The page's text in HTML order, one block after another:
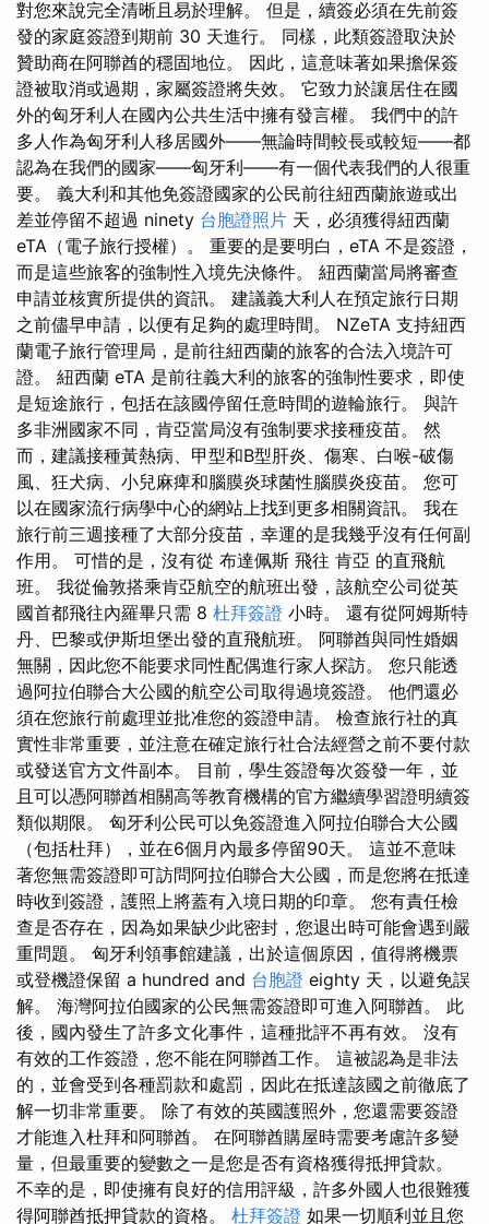
對您來說完全清晰且易於理解。 但是，續簽必須在先前簽
發的家庭簽證到期前 30 天進行。 同樣，此類簽證取決於
贊助商在阿聯酋的穩固地位。 因此，這意味著如果擔保簽
證被取消或過期，家屬簽證將失效。 它致力於讓居住在國
外的匈牙利人在國內公共生活中擁有發言權。 我們中的許
多人作為匈牙利人移居國外——無論時間較長或較短——都
認為在我們的國家——匈牙利——有一個代表我們的人很重
要。 義大利和其他免簽證國家的公民前往紐西蘭旅遊或出
差並停留不超過 ninety 台胞證照片 天，必須獲得紐西蘭
eTA（電子旅行授權）。 重要的是要明白，eTA 不是簽證，
而是這些旅客的強制性入境先決條件。 紐西蘭當局將審查
申請並核實所提供的資訊。 建議義大利人在預定旅行日期
之前儘早申請，以便有足夠的處理時間。 NZeTA 支持紐西
蘭電子旅行管理局，是前往紐西蘭的旅客的合法入境許可
證。 紐西蘭 eTA 是前往義大利的旅客的強制性要求，即使
是短途旅行，包括在該國停留任意時間的遊輪旅行。 與許
多非洲國家不同，肯亞當局沒有強制要求接種疫苗。 然
而，建議接種黃熱病、甲型和B型肝炎、傷寒、白喉-破傷
風、狂犬病、小兒麻痺和腦膜炎球菌性腦膜炎疫苗。 您可
以在國家流行病學中心的網站上找到更多相關資訊。 我在
旅行前三週接種了大部分疫苗，幸運的是我幾乎沒有任何副
作用。 可惜的是，沒有從 布達佩斯 飛往 肯亞 的直飛航
班。 我從倫敦搭乘肯亞航空的航班出發，該航空公司從英
國首都飛往內羅畢只需 8 杜拜簽證 小時。 還有從阿姆斯特
丹、巴黎或伊斯坦堡出發的直飛航班。 阿聯酋與同性婚姻
無關，因此您不能要求同性配偶進行家人探訪。 您只能透
過阿拉伯聯合大公國的航空公司取得過境簽證。 他們還必
須在您旅行前處理並批准您的簽證申請。 檢查旅行社的真
實性非常重要，並注意在確定旅行社合法經營之前不要付款
或發送官方文件副本。 目前，學生簽證每次簽發一年，並
且可以憑阿聯酋相關高等教育機構的官方繼續學習證明續簽
類似期限。 匈牙利公民可以免簽證進入阿拉伯聯合大公國
（包括杜拜），並在6個月內最多停留90天。 這並不意味
著您無需簽證即可訪問阿拉伯聯合大公國，而是您將在抵達
時收到簽證，護照上將蓋有入境日期的印章。 您有責任檢
查是否存在，因為如果缺少此密封，您退出時可能會遇到嚴
重問題。 匈牙利領事館建議，出於這個原因，值得將機票
或登機證保留 a hundred and 台胞證 eighty 天，以避免誤
解。 海灣阿拉伯國家的公民無需簽證即可進入阿聯酋。 此
後，國內發生了許多文化事件，這種批評不再有效。 沒有
有效的工作簽證，您不能在阿聯酋工作。 這被認為是非法
的，並會受到各種罰款和處罰，因此在抵達該國之前徹底了
解一切非常重要。 除了有效的英國護照外，您還需要簽證
才能進入杜拜和阿聯酋。 在阿聯酋購屋時需要考慮許多變
量，但最重要的變數之一是您是否有資格獲得抵押貸款。
不幸的是，即使擁有良好的信用評級，許多外國人也很難獲
得阿聯酋抵押貸款的資格。 杜拜簽證 如果一切順利並且您